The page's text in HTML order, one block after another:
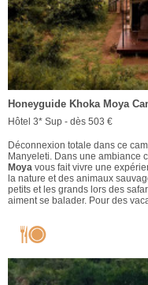
Honeyguide Khoka Moya
Hôtel 3* Sup - dès 503 €
Déconnexion totale dans ce
Manyeleti. Dans une ambiance
Moya vous fait vivre une
la nature et des animaux
petits et les grands lors des
aiment se balader. Pour des